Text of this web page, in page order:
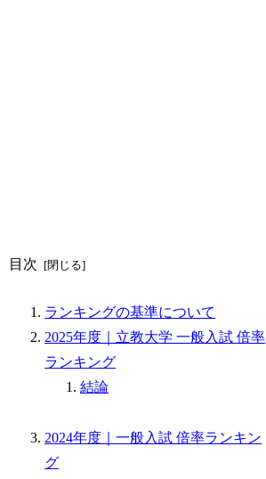
目次
ランキングの基準について
2025年度｜立教大学 一般入試 倍率
ランキング
結論
2024年度｜一般入試 倍率ランキン
グ